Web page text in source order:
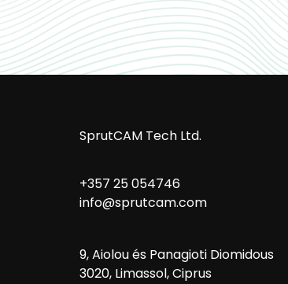
SprutCAM Tech Ltd.
+357 25 054746
info@sprutcam.com
9, Aiolou és Panagioti Diomidous
3020, Limassol, Ciprus